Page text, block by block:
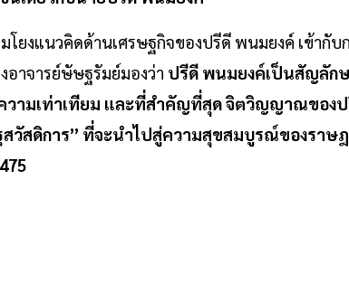
ยงแนวคิดด้านเศรษฐกิจของปรีดี พนมยงค์ เข้ากับ
าจารย์ษัษฐรัมย์มองว่า ปรีดี พนมยงค์เป็นสัญลัก
วามเท่าเทียม และที่สำคัญที่สุด จิตวิญญาณของ
สดิการ” ที่จะนำไปสู่ความสุขสมบูรณ์ของราษฎ